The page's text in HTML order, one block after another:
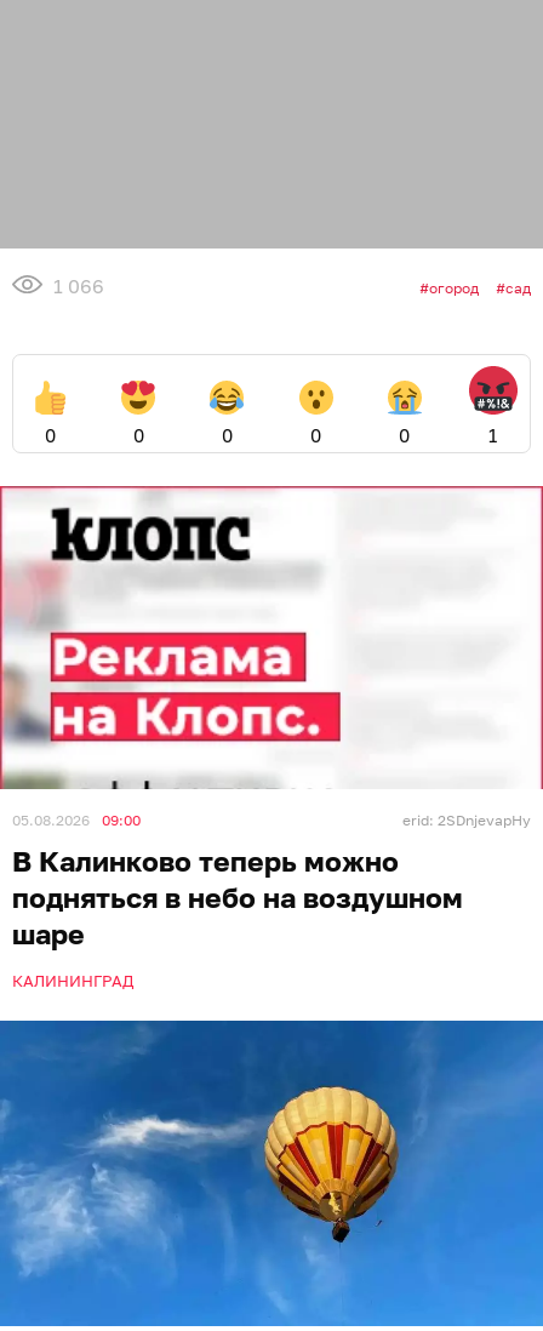
1 066 огород сад
0 0 0 0 0 1
05.08.2026 09:00 erid: 2SDnjevapHy
В Калинково теперь можно
подняться в небо на воздушном
шаре
КАЛИНИНГРАД